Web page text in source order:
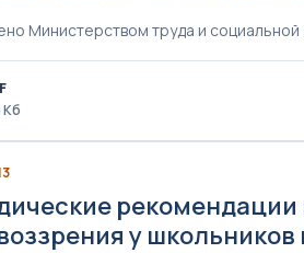
Министерством труда и социальной
Кб
у школьников